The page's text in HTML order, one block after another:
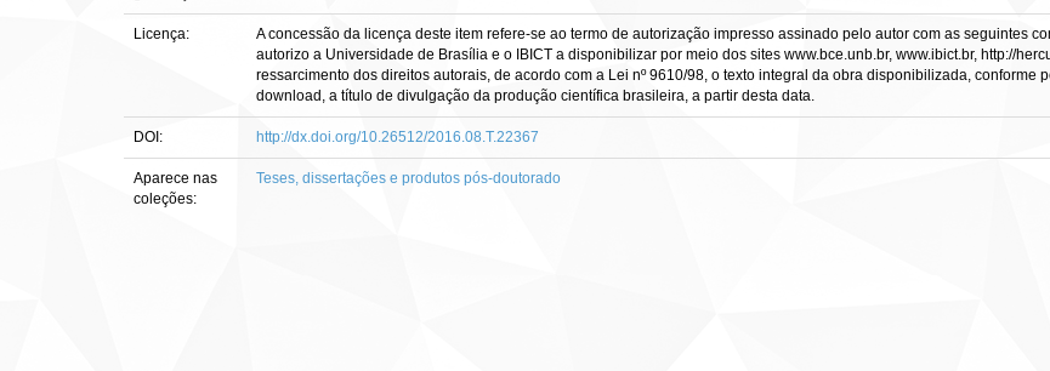
Licença:
A concessão da licença deste item refere-se ao termo de autorização impresso assinado pelo autor com as seguintes
autorizo a Universidade de Brasília e o IBICT a disponibilizar por meio dos sites www.bce.unb.br, www.ibict.br, http://
ressarcimento dos direitos autorais, de acordo com a Lei nº 9610/98, o texto integral da obra disponibilizada, conforme
download, a título de divulgação da produção científica brasileira, a partir desta data.
DOI: http://dx.doi.org/10.26512/2016.08.T.22367
Aparece nas
coleções:
Teses, dissertações e produtos pós-doutorado